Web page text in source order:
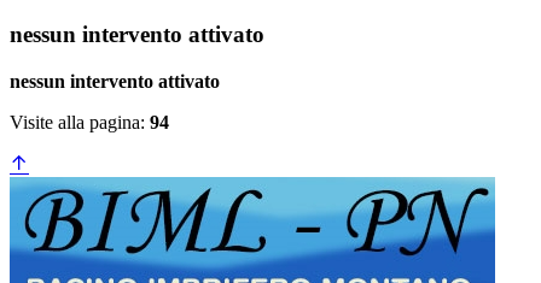
nessun intervento attivato
nessun intervento attivato
Visite alla pagina: 94